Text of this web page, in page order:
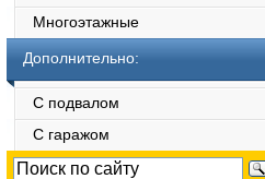
Многоэтажные
Дополнительно:
С подвалом
С гаражом